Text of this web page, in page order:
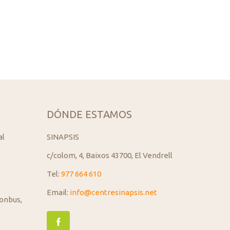
DÓNDE ESTAMOS
SINAPSIS
c/colom, 4, Baixos 43700, El Vendrell
Tel: 977 664 610
Email: info@centresinapsis.net